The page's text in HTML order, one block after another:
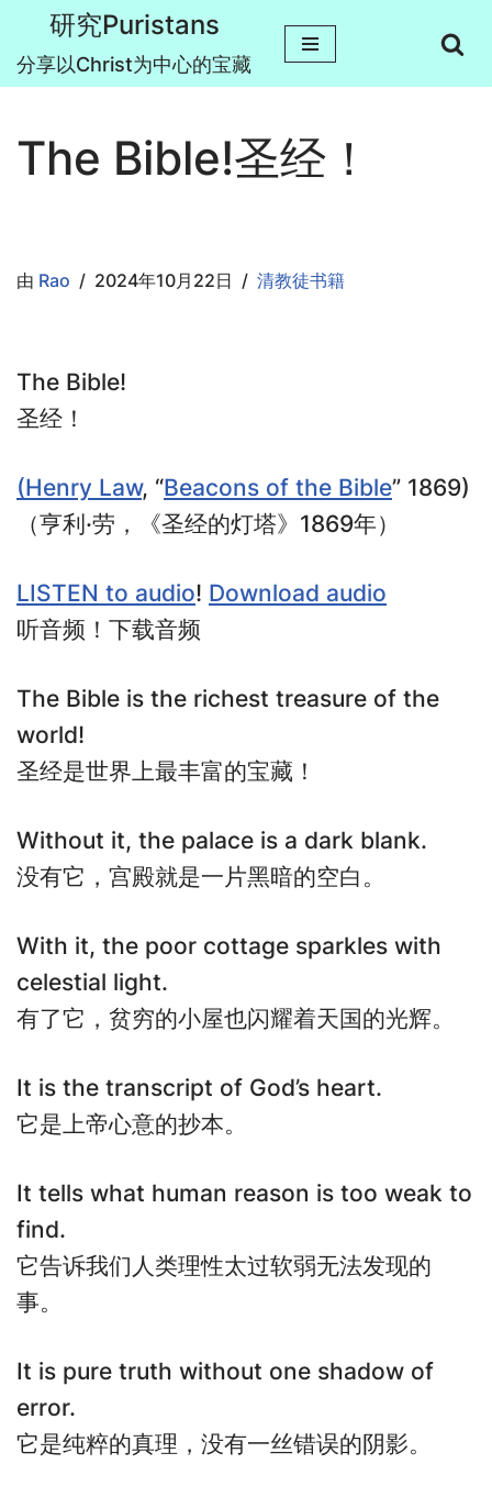
跳
正
文
研究Puristans
分享以Christ为中心的宝藏
The Bible!圣经！
由 Rao 2024年10月22日 清教徒书籍
The Bible!
圣经！
(Henry Law, “Beacons of the Bible” 1869)
（亨利·劳，《圣经的灯塔》1869年）
LISTEN to audio! Download audio
听音频！下载音频
The Bible is the richest treasure of the
world!
圣经是世界上最丰富的宝藏！
Without it, the palace is a dark blank.
没有它，宫殿就是一片黑暗的空白。
With it, the poor cottage sparkles with
celestial light.
有了它，贫穷的小屋也闪耀着天国的光辉。
It is the transcript of God’s heart.
它是上帝心意的抄本。
It tells what human reason is too weak to
find.
它告诉我们人类理性太过软弱无法发现的
事。
It is pure truth without one shadow of
error.
它是纯粹的真理，没有一丝错误的阴影。